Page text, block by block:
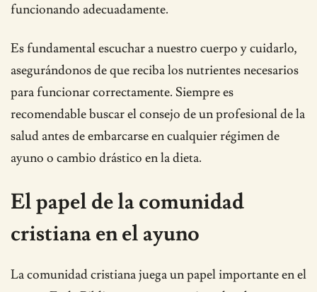
funcionando adecuadamente.
Es fundamental escuchar a nuestro cuerpo y cuidarlo,
asegurándonos de que reciba los nutrientes necesarios
para funcionar correctamente. Siempre es
recomendable buscar el consejo de un profesional de la
salud antes de embarcarse en cualquier régimen de
ayuno o cambio drástico en la dieta.
El papel de la comunidad
cristiana en el ayuno
La comunidad cristiana juega un papel importante en el